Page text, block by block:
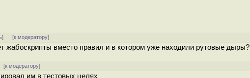
] [к модератору]
жабоскрипты вместо правил и в котором уже находили рутовые дыры?
[к модератору]
им в тестовых целях